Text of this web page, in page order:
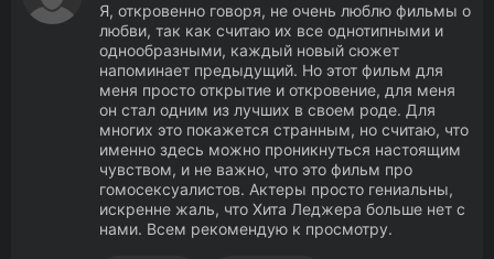
Я, откровенно говоря, не очень люблю фильмы о
любви, так как считаю их все однотипными и
однообразными, каждый новый сюжет
напоминает предыдущий. Но этот фильм для
меня просто открытие и откровение, для меня
он стал одним из лучших в своем роде. Для
многих это покажется странным, но считаю, что
именно здесь можно проникнуться настоящим
чувством, и не важно, что это фильм про
гомосексуалистов. Актеры просто гениальны,
искренне жаль, что Хита Леджера больше нет с
нами. Всем рекомендую к просмотру.